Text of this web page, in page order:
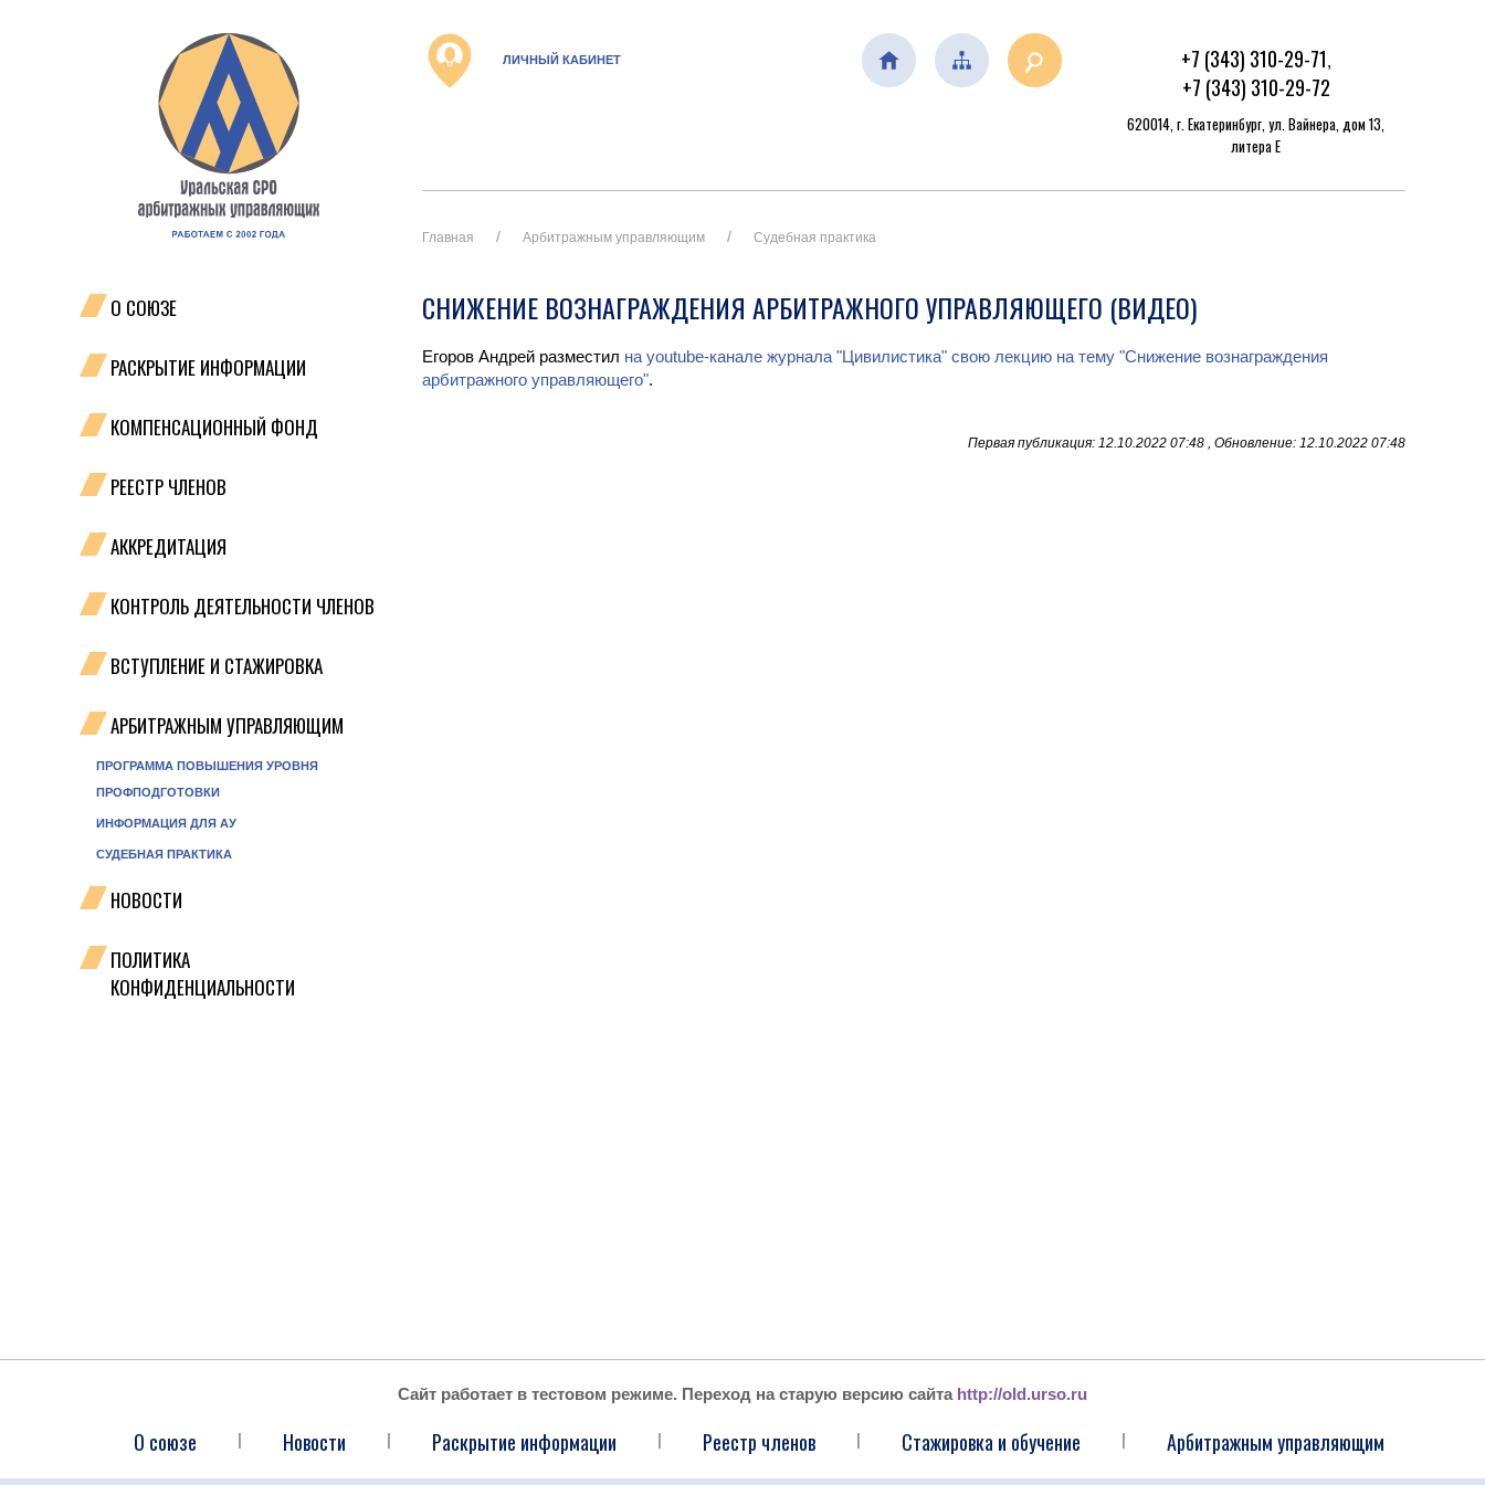
О СОЮЗЕ
РАСКРЫТИЕ ИНФОРМАЦИИ
КОМПЕНСАЦИОННЫЙ ФОНД
РЕЕСТР ЧЛЕНОВ
АККРЕДИТАЦИЯ
КОНТРОЛЬ ДЕЯТЕЛЬНОСТИ ЧЛЕНОВ
ВСТУПЛЕНИЕ И СТАЖИРОВКА
АРБИТРАЖНЫМ УПРАВЛЯЮЩИМ
ПРОГРАММА ПОВЫШЕНИЯ УРОВНЯ
ПРОФПОДГОТОВКИ
ИНФОРМАЦИЯ ДЛЯ АУ
СУДЕБНАЯ ПРАКТИКА
НОВОСТИ
ПОЛИТИКА
КОНФИДЕНЦИАЛЬНОСТИ
ЛИЧНЫЙ КАБИНЕТ +7 (343) 310-29-71,
+7 (343) 310-29-72
620014, г. Екатеринбург, ул. Вайнера, дом 13,
литера Е
Главная Арбитражным управляющим Судебная практика
СНИЖЕНИЕ ВОЗНАГРАЖДЕНИЯ АРБИТРАЖНОГО УПРАВЛЯЮЩЕГО (ВИДЕО)
Егоров Андрей разместил на youtube-канале журнала "Цивилистика" свою лекцию на тему "Снижение вознаграждения
арбитражного управляющего".
Первая публикация: 12.10.2022 07:48 , Обновление: 12.10.2022 07:48
Сайт работает в тестовом режиме. Переход на старую версию сайта http://old.urso.ru
О союзе | Новости | Раскрытие информации | Реестр членов | Стажировка и обучение | Арбитражным управляющим